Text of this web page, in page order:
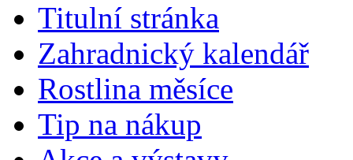
Titulní stránka
Zahradnický kalendář
Rostlina měsíce
Tip na nákup